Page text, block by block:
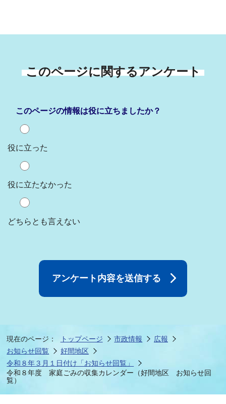
このページに関するアンケート
このページの情報は役に立ちましたか？
役に立った
役に立たなかった
どちらとも言えない
現在のページ： トップページ 市政情報
広報
お知らせ回覧
好間地区
令和８年３月１日付け「お知らせ回覧」
令和８年度 家庭ごみの収集カレンダー（好間地区 お知らせ回
覧）